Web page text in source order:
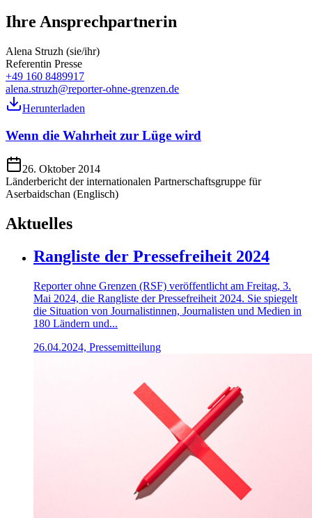
Ihre Ansprechpartnerin
Alena Struzh (sie/ihr)
Referentin Presse
+49 160 8489917
alena.struzh@reporter-ohne-grenzen.de
Herunterladen
Wenn die Wahrheit zur Lüge wird
26. Oktober 2014
Länderbericht der internationalen Partnerschaftsgruppe für
Aserbaidschan (Englisch)
Aktuelles
Rangliste der Pressefreiheit 2024
Reporter ohne Grenzen (RSF) veröffentlicht am Freitag, 3.
Mai 2024, die Rangliste der Pressefreiheit 2024. Sie spiegelt
die Situation von Journalistinnen, Journalisten und Medien in
180 Ländern und...
26.04.2024, Pressemitteilung